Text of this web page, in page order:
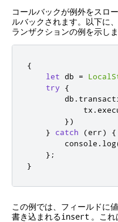
コールバックが例外をスロ
ルバックされます。以下に
ランザクションの例を示しま
{
let db =
try
{
        db
.
            tx
.
})
}
catch (err)
{
        console
. log
};
}
この例では、フィールドに
書き込まれるinsert 。こ